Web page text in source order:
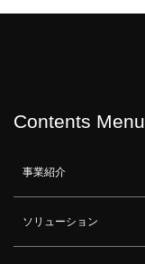
Contents Menu
事業紹介
ソリューション